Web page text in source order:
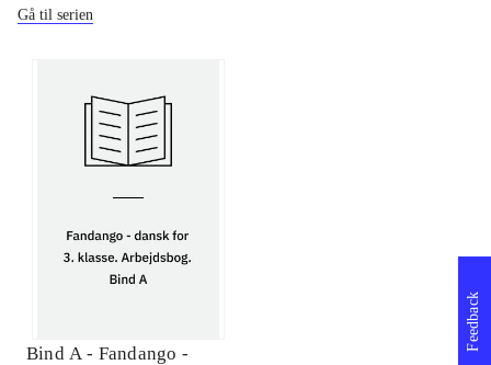
Gå til serien
Bind A - Fandango -
Feedback